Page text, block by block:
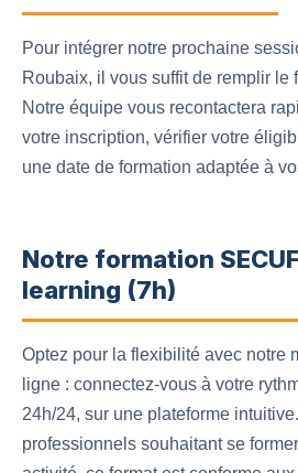
Pour intégrer notre prochaine
Roubaix, il vous suffit de remplir le
Notre équipe vous recontactera
votre inscription, vérifier votre
une date de formation adaptée à
Notre formation
learning (7h)
Optez pour la flexibilité avec notre
ligne : connectez-vous à votre
24h/24, sur une plateforme
professionnels souhaitant se